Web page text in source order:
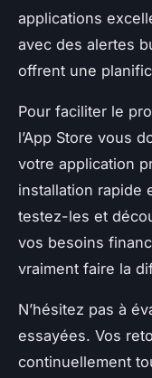
applications
avec des alertes
offrent une
Pour faciliter le
l’App Store vous
votre application
installation rapide
testez-les et
vos besoins
vraiment faire la
N’hésitez pas à
essayées. Vos
continuellement